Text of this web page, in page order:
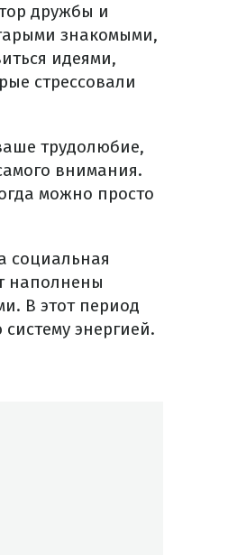
дружбы и
знакомыми,
идеями,
стрессовали
трудолюбие,
внимания.
можно просто
социальная
наполнены
В этот период
энергией.